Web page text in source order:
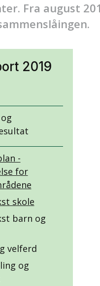
Fra august
2019
-
for
skole
barn og
velferd
og